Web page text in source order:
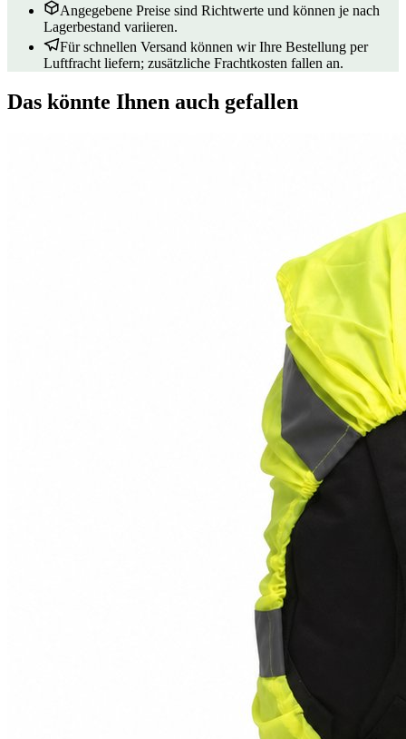
Angegebene Preise sind Richtwerte und können je nach
Lagerbestand variieren.
Für schnellen Versand können wir Ihre Bestellung per
Luftfracht liefern; zusätzliche Frachtkosten fallen an.
Das könnte Ihnen auch gefallen